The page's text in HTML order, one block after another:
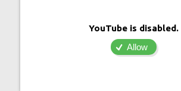
YouTube is disabled.
Allow